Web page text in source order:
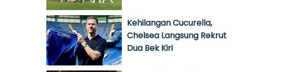
Kehilangan Cucurella,
Chelsea Langsung Rekrut
Dua Bek Kiri